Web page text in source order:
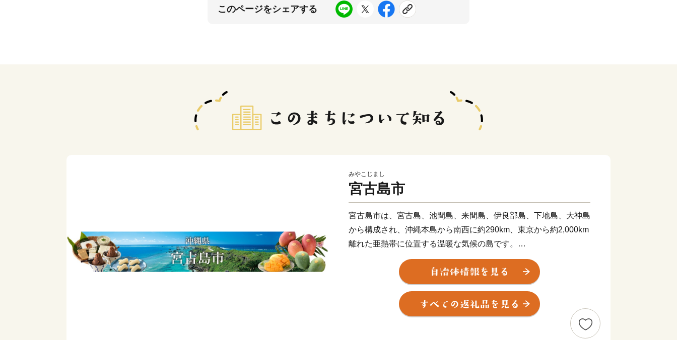
このページをシェアする
みやこじまし
宮古島市
宮古島市は、宮古島、池間島、来間島、伊良部島、下地島、大神島
から構成され、沖縄本島から南西に約290km、東京から約2,000km
離れた亜熱帯に位置する温暖な気候の島です。
面積は東京都 (2,194平方km)の約10分の１にあたる約200平方km、
約55,000人がくらしています。
島全体はおおむね平坦で大きな河川もないことから、海への土砂流
出が少ない環境にあります。
そのため、周辺の海は世界屈指の透明度を誇り「MIYAKO BLUE」